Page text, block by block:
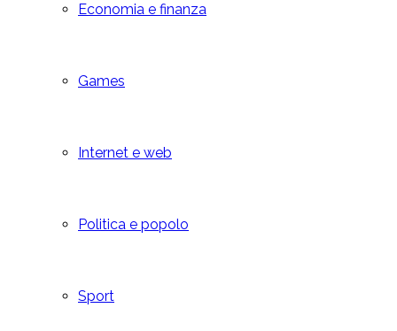
Economia e finanza
Games
Internet e web
Politica e popolo
Sport